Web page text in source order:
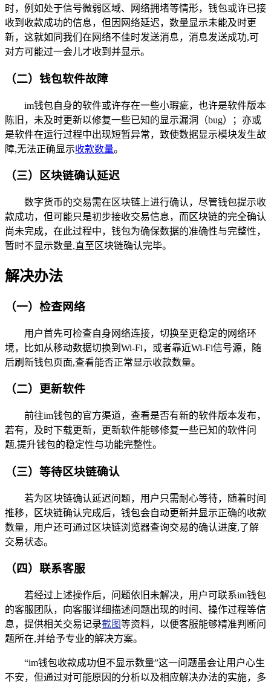
时，例如处于信号微弱区域、网络拥堵等情形，钱包或许已接
收到收款成功的信息，但因网络延迟，数量显示未能及时更
新，这就如同我们在网络不佳时发送消息，消息发送成功,可
对方可能过一会儿才收到并显示。
（二）钱包软件故障
im钱包自身的软件或许存在一些小瑕疵，也许是软件版本
陈旧，未及时更新以修复一些已知的显示漏洞（bug）；亦或
是软件在运行过程中出现短暂异常，致使数据显示模块发生故
障,无法正确显示收款数量。
（三）区块链确认延迟
数字货币的交易需在区块链上进行确认，尽管钱包提示收
款成功，但可能只是初步接收交易信息，而区块链的完全确认
尚未完成，在此过程中，钱包为确保数据的准确性与完整性，
暂时不显示数量,直至区块链确认完毕。
解决办法
（一）检查网络
用户首先可检查自身网络连接，切换至更稳定的网络环
境，比如从移动数据切换到Wi-Fi，或者靠近Wi-Fi信号源，随
后刷新钱包页面,查看能否正常显示收款数量。
（二）更新软件
前往im钱包的官方渠道，查看是否有新的软件版本发布，
若有，及时下载更新，更新软件能够修复一些已知的软件问
题,提升钱包的稳定性与功能完整性。
（三）等待区块链确认
若为区块链确认延迟问题，用户只需耐心等待，随着时间
推移，区块链确认完成后，钱包会自动更新并显示正确的收款
数量，用户还可通过区块链浏览器查询交易的确认进度,了解
交易状态。
（四）联系客服
若经过上述操作后，问题依旧未解决，用户可联系im钱包
的客服团队，向客服详细描述问题出现的时间、操作过程等信
息，提供相关交易记录截图等资料，以便客服能够精准判断问
题所在,并给予专业的解决方案。
“im钱包收款成功但不显示数量”这一问题虽会让用户心生
不安，但通过对可能原因的分析以及相应解决办法的实施，多